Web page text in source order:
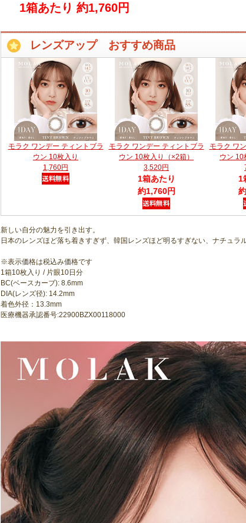
1箱あたり 約1,760円
レンズアップ おすすめ商品
モラク ワンデー ティントブラ
ウン 10枚入り
1,760円
モラク ワンデー ティントブラ
ウン 10枚入り（×2箱）
3,520円
1箱あたり
約1,760円
モラク ワ
ウン 10
1
新しい自分の魅力を引き出す。
日本のレンズほど落ち着きすぎず、韓国レンズほど明るすぎない、ナチュラ
※表示価格は税込み価格です
1箱10枚入り / 片眼10日分
BC(ベースカーブ): 8.6mm
DIA(レンズ径): 14.2mm
着色外径：13.3mm
医療機器承認番号:22900BZX00118000